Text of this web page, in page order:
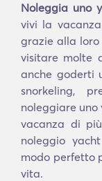
Noleggia uno
vivi la
grazie alla loro
visitare molte
anche goderti
snorkeling,
noleggiare uno
vacanza di
noleggio
modo perfetto
vita.